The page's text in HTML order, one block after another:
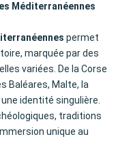
Méditerranéennes
permet
marquée par des
variées. De la Corse
Baléares, Malte, la
identité singulière.
traditions
unique au